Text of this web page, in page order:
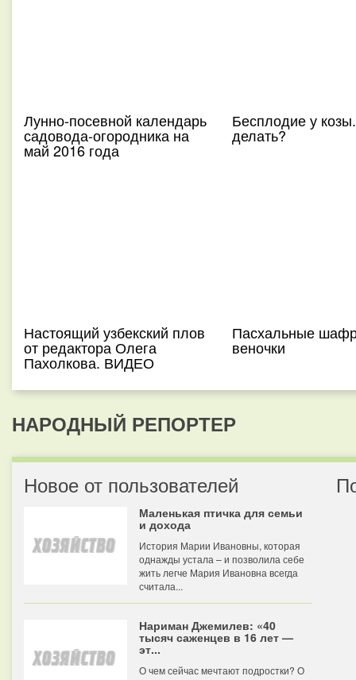
Лунно-посевной календарь
садовода-огородника на
май 2016 года
Бесплодие у
делать?
Настоящий узбекский плов
от редактора Олега
Пахолкова. ВИДЕО
Пасхальные
веночки
НАРОДНЫЙ РЕПОРТЕР
Новое от пользователей
Маленькая птичка для семьи
и дохода
История Марии Ивановны, которая
однажды устала – и позволила себе
жить легче Мария Ивановна всегда
считала...
Нариман Джемилев: «40
тысяч саженцев в 16 лет —
эт...
О чем сейчас мечтают подростки? О